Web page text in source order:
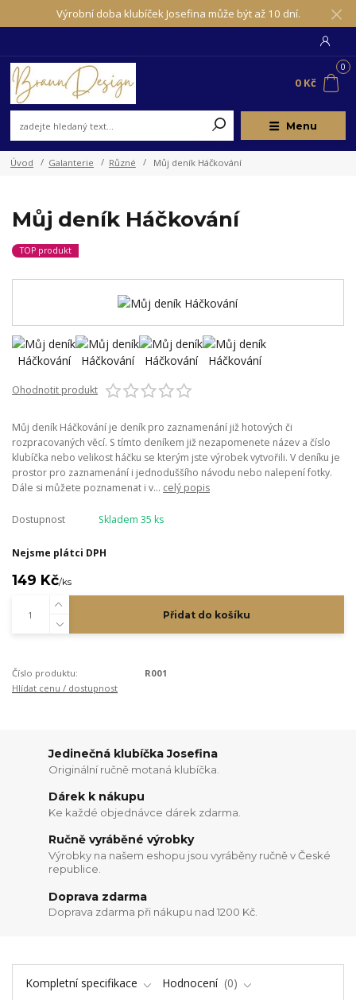
Výrobní doba klubíček Josefina může být až 10 dní.
Menu
0
0 Kč
Úvod Galanterie Různé Můj deník Háčkování
Můj deník Háčkování
TOP produkt
Ohodnotit produkt
Můj deník Háčkování je deník pro zaznamenání již hotových či
rozpracovaných věcí. S tímto deníkem již nezapomenete název a číslo
klubíčka nebo velikost háčku se kterým jste výrobek vytvořili. V deníku je
prostor pro zaznamenání i jednoduššího návodu nebo nalepení fotky.
Dále si můžete poznamenat i v... celý popis
Dostupnost Skladem 35 ks
Nejsme plátci DPH
149 Kč/ks
Přidat do košíku
Číslo produktu:
R001
Hlídat cenu / dostupnost
Jedinečná klubíčka Josefina
Originální ručně motaná klubíčka.
Dárek k nákupu
Ke každé objednávce dárek zdarma.
Ručně vyráběné výrobky
Výrobky na našem eshopu jsou vyráběny ručně v České
republice.
Doprava zdarma
Doprava zdarma při nákupu nad 1200 Kč.
Kompletní specifikace Hodnocení
0